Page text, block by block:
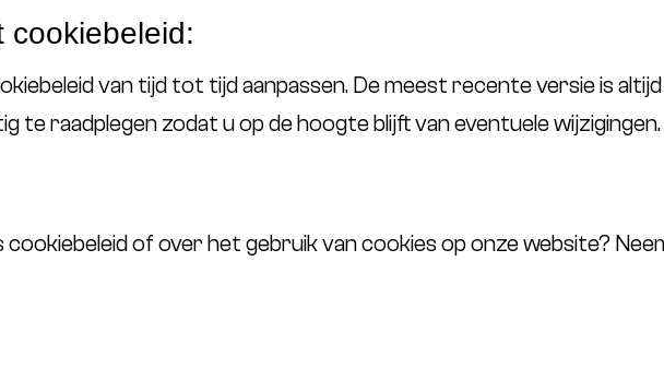
cookiebeleid:
van tijd tot tijd aanpassen. De meest recente versie is
te raadplegen zodat u op de hoogte blijft van eventuele wijzigingen.
cookiebeleid of over het gebruik van cookies op onze website?